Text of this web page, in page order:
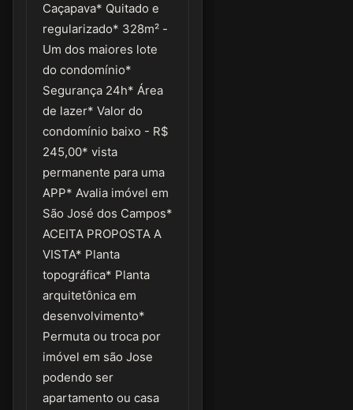
Caçapava* Quitado e
regularizado* 328m² -
Um dos maiores lote
do condomínio*
Segurança 24h* Área
de lazer* Valor do
condomínio baixo - R$
245,00* vista
permanente para uma
APP* Avalia imóvel em
São José dos Campos*
ACEITA PROPOSTA A
VISTA* Planta
topográfica* Planta
arquitetônica em
desenvolvimento*
Permuta ou troca por
imóvel em são Jose
podendo ser
apartamento ou casa